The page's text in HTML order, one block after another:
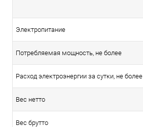
Электропитание
Потребляемая мощность, не более
Расход электроэнергии за сутки, не более
Вес нетто
Вес брутто